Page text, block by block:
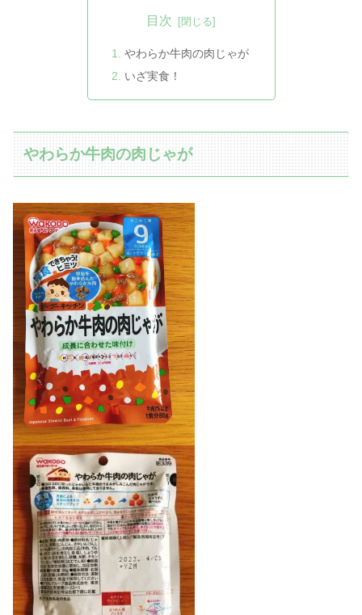
目次
やわらか牛肉の肉じゃが
いざ実食！
やわらか牛肉の肉じゃが